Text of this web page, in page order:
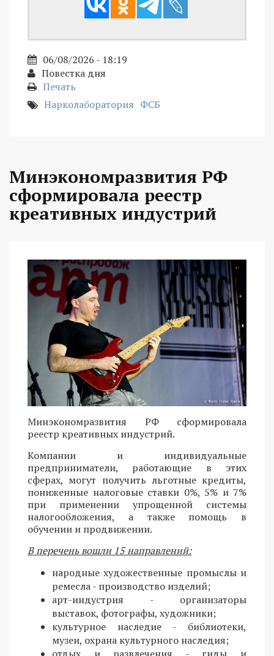
06/08/2026 - 18:19
Повестка дня
Печать
Нарколаборатория ФСБ
Минэкономразвития РФ
сформировала реестр
креативных индустрий
Минэкономразвития РФ сформировала
реестр креативных индустрий.
Компании и индивидуальные
предприниматели, работающие в этих
сферах, могут получить льготные кредиты,
пониженные налоговые ставки 0%, 5% и 7%
при применении упрощенной системы
налогообложения, а также помощь в
обучении и продвижении.
В перечень вошли 15 направлений:
народные художественные промыслы и
ремесла - производство изделий;
арт-индустрия - организаторы
выставок, фотографы, художники;
культурное наследие - библиотеки,
музеи, охрана культурного наследия;